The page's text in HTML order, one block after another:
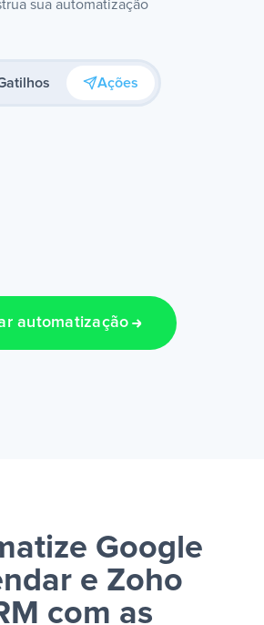
sua automatização
Ações
automatização
Google
e Zoho
com as